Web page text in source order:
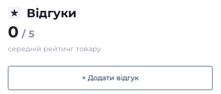
Відгуки
0 / 5
середній рейтинг товару
+ Додати відгук